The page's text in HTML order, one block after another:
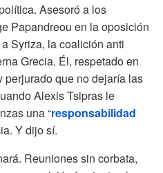
Asesoró a los
Papandreou en la oposición
Syriza, la coalición anti
Grecia. Él, respetado en
perjurado que no dejaría las
Alexis Tsipras le
una “responsabilidad
Y dijo sí.
Reuniones sin corbata,